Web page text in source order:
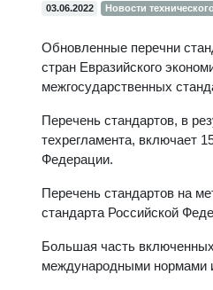
03.06.2022 Новости
Обновленные перечни
стран Евразийского
межгосударственных
Перечень стандартов, в
техрегламента, включает
Федерации.
Перечень стандартов на
стандарта Российской
Большая часть
международными нормами